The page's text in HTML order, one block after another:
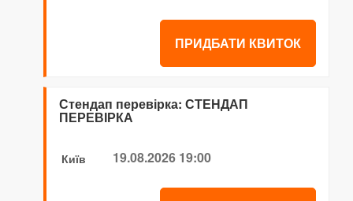
ПРИДБАТИ КВИТОК
Стендап перевірка: СТЕНДАП
ПЕРЕВІРКА
Київ 19.08.2026 19:00